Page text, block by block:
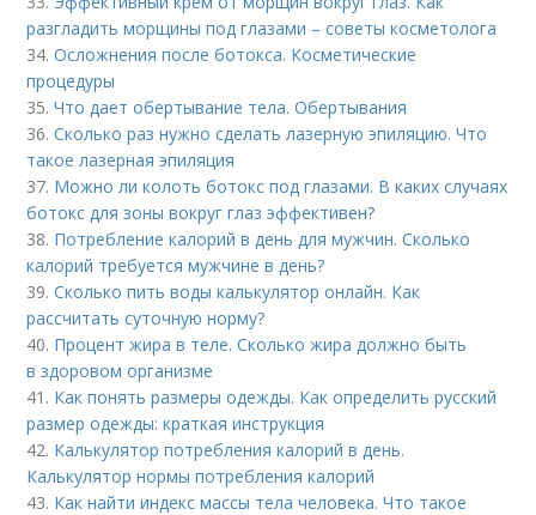
разгладить морщины под глазами – советы косметолога
34.Осложнения после ботокса. Косметические
процедуры
35.Что дает обертывание тела. Обертывания
36.Сколько раз нужно сделать лазерную эпиляцию. Что
такое лазерная эпиляция
37. Можно ли колоть ботокс под глазами. В каких случаях
ботокс для зоны вокруг глаз эффективен?
38. Потребление калорий в день для мужчин. Сколько
калорий требуется мужчине в день?
39.Сколько пить воды калькулятор онлайн. Как
рассчитать суточную норму?
40. Процент жира в теле. Сколько жира должно быть
в здоровом организме
41. Как понять размеры одежды. Как определить русский
размер одежды: краткая инструкция
42. Калькулятор потребления калорий в день.
Калькулятор нормы потребления калорий
43. Как найти индекс массы тела человека. Что такое